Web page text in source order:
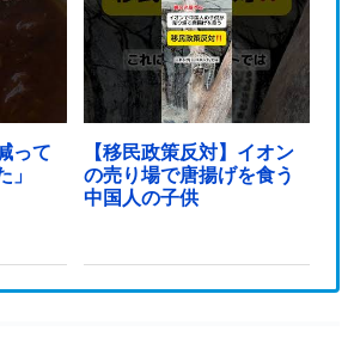
って
」
【移民政策反対】イオン
の売り場で唐揚げを食う
中国人の子供